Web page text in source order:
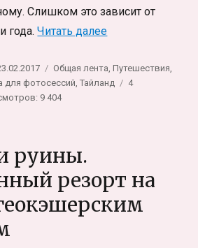
Слишком это зависит от
года.Читать далее«Места для
Рубрики
Общая лента ,Путешествия
для фотосессий ,Тайланд
4
9 404
руины.
резорт на